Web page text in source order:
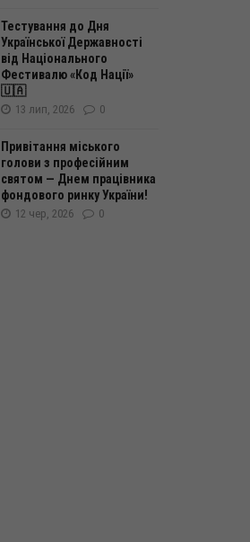
Тестування до Дня
Української Державності
від Національного
Фестивалю «Код Нації»
🇺🇦
13 лип, 2026 0
Привітання міського
голови з професійним
святом — Днем працівника
фондового ринку України!
12 чер, 2026 0